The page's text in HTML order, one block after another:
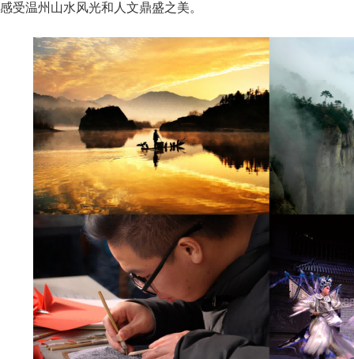
感受温州山水风光和人文鼎盛之美。